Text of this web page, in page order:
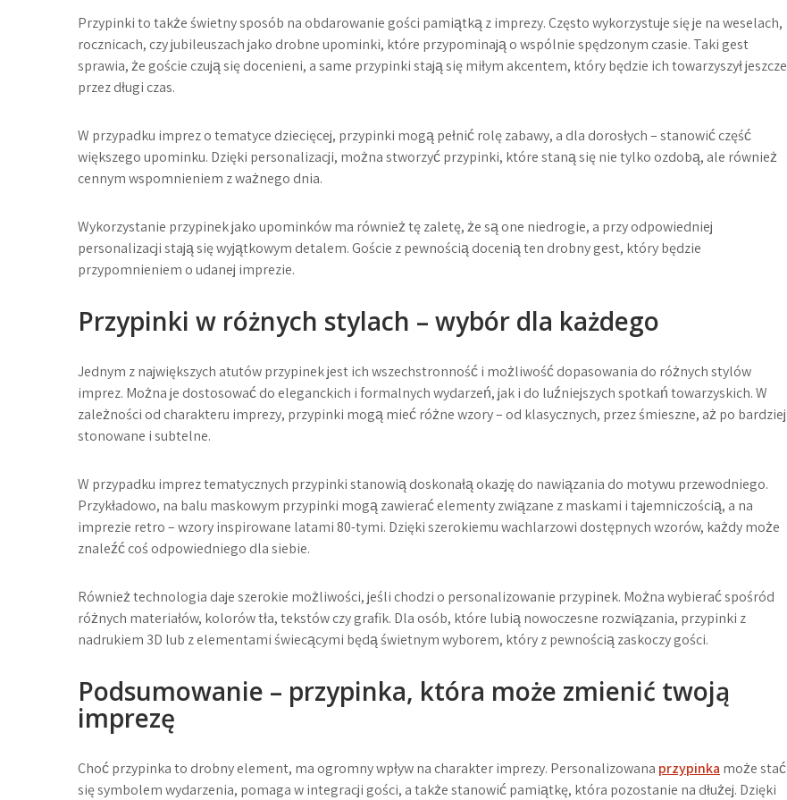
Przypinki to także świetny sposób na obdarowanie gości pamiątką z imprezy. Często wykorzystuje się je na weselach,
rocznicach, czy jubileuszach jako drobne upominki, które przypominają o wspólnie spędzonym czasie. Taki gest
sprawia, że goście czują się docenieni, a same przypinki stają się miłym akcentem, który będzie ich towarzyszył jeszcze
przez długi czas.
W przypadku imprez o tematyce dziecięcej, przypinki mogą pełnić rolę zabawy, a dla dorosłych – stanowić część
większego upominku. Dzięki personalizacji, można stworzyć przypinki, które staną się nie tylko ozdobą, ale również
cennym wspomnieniem z ważnego dnia.
Wykorzystanie przypinek jako upominków ma również tę zaletę, że są one niedrogie, a przy odpowiedniej
personalizacji stają się wyjątkowym detalem. Goście z pewnością docenią ten drobny gest, który będzie
przypomnieniem o udanej imprezie.
Przypinki w różnych stylach – wybór dla każdego
Jednym z największych atutów przypinek jest ich wszechstronność i możliwość dopasowania do różnych stylów
imprez. Można je dostosować do eleganckich i formalnych wydarzeń, jak i do luźniejszych spotkań towarzyskich. W
zależności od charakteru imprezy, przypinki mogą mieć różne wzory – od klasycznych, przez śmieszne, aż po bardziej
stonowane i subtelne.
W przypadku imprez tematycznych przypinki stanowią doskonałą okazję do nawiązania do motywu przewodniego.
Przykładowo, na balu maskowym przypinki mogą zawierać elementy związane z maskami i tajemniczością, a na
imprezie retro – wzory inspirowane latami 80-tymi. Dzięki szerokiemu wachlarzowi dostępnych wzorów, każdy może
znaleźć coś odpowiedniego dla siebie.
Również technologia daje szerokie możliwości, jeśli chodzi o personalizowanie przypinek. Można wybierać spośród
różnych materiałów, kolorów tła, tekstów czy grafik. Dla osób, które lubią nowoczesne rozwiązania, przypinki z
nadrukiem 3D lub z elementami świecącymi będą świetnym wyborem, który z pewnością zaskoczy gości.
Podsumowanie – przypinka, która może zmienić twoją
imprezę
Choć przypinka to drobny element, ma ogromny wpływ na charakter imprezy. Personalizowana przypinka może stać
się symbolem wydarzenia, pomaga w integracji gości, a także stanowić pamiątkę, która pozostanie na dłużej. Dzięki